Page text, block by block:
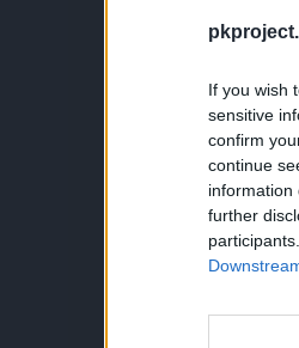
If you wish
sensitive
confirm
continue
information
further